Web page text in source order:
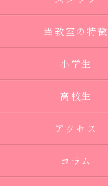
当教室の特徴
小学生
高校生
アクセス
コラム